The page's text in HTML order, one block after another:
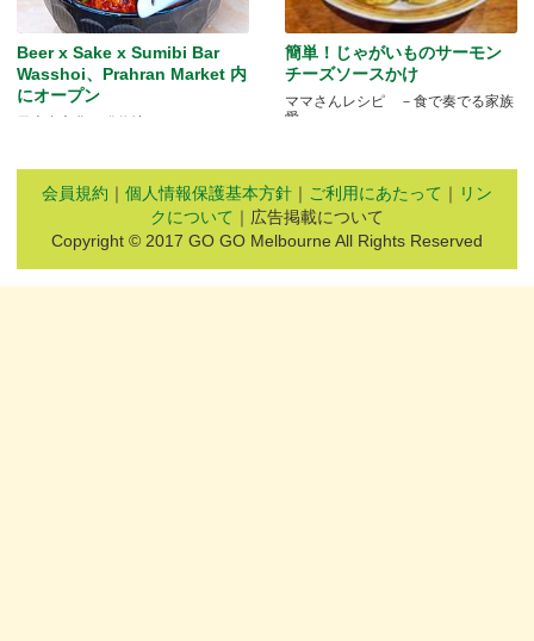
Beer x Sake x Sumibi Bar
Wasshoi、Prahran Market 内
にオープン
日本食文化の発信地
簡単！じゃがいものサーモン
チーズソースかけ
ママさんレシピ －食で奏でる家族
愛－
会員規約 ｜ 個人情報保護基本方針 ｜ ご利用にあたって ｜ リン
クについて ｜広告掲載について
Copyright © 2017 GO GO Melbourne All Rights Reserved